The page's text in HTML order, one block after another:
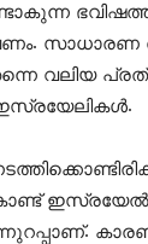
സാധാരണ
വലിയ
ഇസ്രയേല്‍